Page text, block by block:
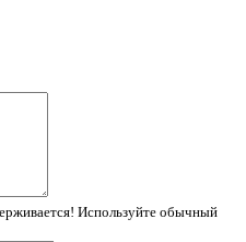
Используйте обычный